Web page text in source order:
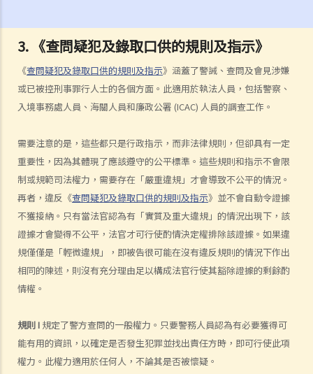
3. 《查問疑犯及錄取口供的規則及指示》
《查問疑犯及錄取口供的規則及指示》涵蓋了警誡、查問及會見涉嫌
或已被控刑事罪行人士的各個方面。此適用於執法人員，包括警察、
入境事務處人員、海關人員和廉政公署 (ICAC) 人員的調查工作。
需要注意的是，這些都只是行政指示，而非法律規則，但卻具有一定
重要性，因為其體現了應該遵守的公平標準。這些規則和指示不會限
制或規範司法權力，需要存在「嚴重違規」才會導致不公平的情況。
再者，違反《查問疑犯及錄取口供的規則及指示》並不會自動令證據
不獲接納。只有當法官認為有「實質及重大違規」的情況出現下，該
證據才會變得不公平，法官才可行使酌情決定權排除該證據。如果違
規僅僅是「輕微違規」，即被告很可能在沒有違反規則的情況下作出
相同的陳述，則沒有充分理由足以構成法官行使其豁除證據的剩餘酌
情權。
規則 I 規定了警方查問的一般權力。只要警務人員認為有必要獲得可
能有用的資訊，以確定是否發生犯罪並找出責任方時，即可行使此項
權力。此權力適用於任何人，不論其是否被懷疑。
a. 供認作為傳聞證據規則的例外情況
b. 供認的可接納性和證據價值
1. 自願性
2. 豁除證據的剩餘酌情權
c. 證據的可接納性程序
5. 如果執法人員非法或不正當地取得證據，該如何處理？
a. 違反基本權利所獲得的證據
b. 誘捕
c. 以「濫用司法程序」為由擱置法律程序
d. 對「警察的不合理搜查和扣押」的制裁
6. 認人程序
a. 列隊認人
1. 在列隊認人及其他認人程序中，我有哪些權利？
3. 不遵循列隊認人程序的後果
b. 庭上辨認
c. 其他目視指認程序